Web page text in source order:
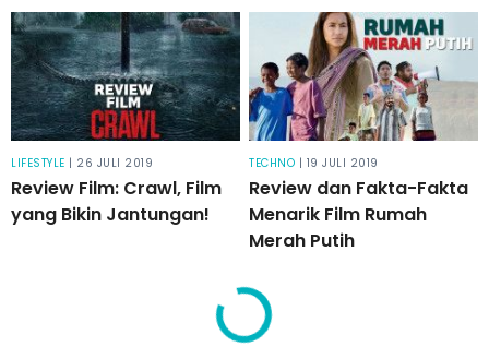
LIFESTYLE | 26 JULI 2019
Review Film: Crawl, Film
yang Bikin Jantungan!
TECHNO | 19 JULI 2019
Review dan Fakta-Fakta
Menarik Film Rumah
Merah Putih